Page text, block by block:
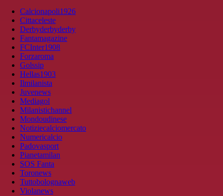
Calcionapoli1926
Cittaceleste
Derbyderbyderby
Fantamagazine
FCInter1908
Forzaroma
Golssip
Hellas1903
Ilmilanista
Juvenews
Mediagol
Milanistichannel
Mondoudinese
Notiziecalciomercato
Numericalcio
Padovasport
Pianetamilan
SOS Fanta
Toronews
Tuttobolognaweb
Violanews